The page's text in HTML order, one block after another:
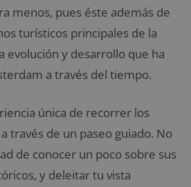
menos, pues éste además de
turísticos principales de la
evolución y desarrollo que ha
a través del tiempo.
única de recorrer los
través de un paseo guiado. No
de conocer un poco sobre sus
y deleitar tu vista